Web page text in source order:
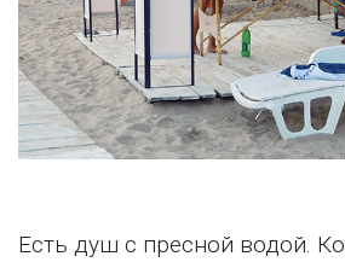
Есть душ с пресной водой.